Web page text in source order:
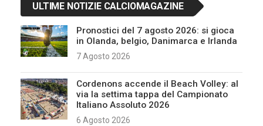
ULTIME NOTIZIE CALCIOMAGAZINE
Pronostici del 7 agosto 2026: si gioca
in Olanda, belgio, Danimarca e Irlanda
7 Agosto 2026
Cordenons accende il Beach Volley: al
via la settima tappa del Campionato
Italiano Assoluto 2026
6 Agosto 2026